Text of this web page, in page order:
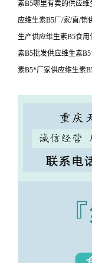
素B5哪里有卖的供应
应维生素B5厂/家/直/销
生产供应维生素B5食
素B5批发供应维生素
素B5*厂家供应维生素